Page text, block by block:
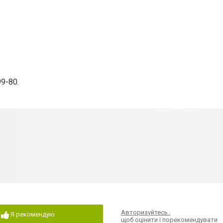
80.
Я рекомендую Авторизуйтесь
щоб оцінити і порекомендувати